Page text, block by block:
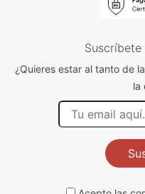
¿Quieres estar al tanto de
la